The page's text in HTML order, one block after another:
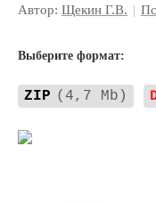
Автор: Щекин Г.В. |
Выберите формат:
ZIP (4,7 Mb)